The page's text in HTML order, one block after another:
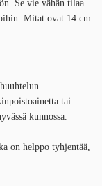
Se vie vähän tilaa
Mitat ovat 14 cm
tai
kunnossa.
on helppo tyhjentää,